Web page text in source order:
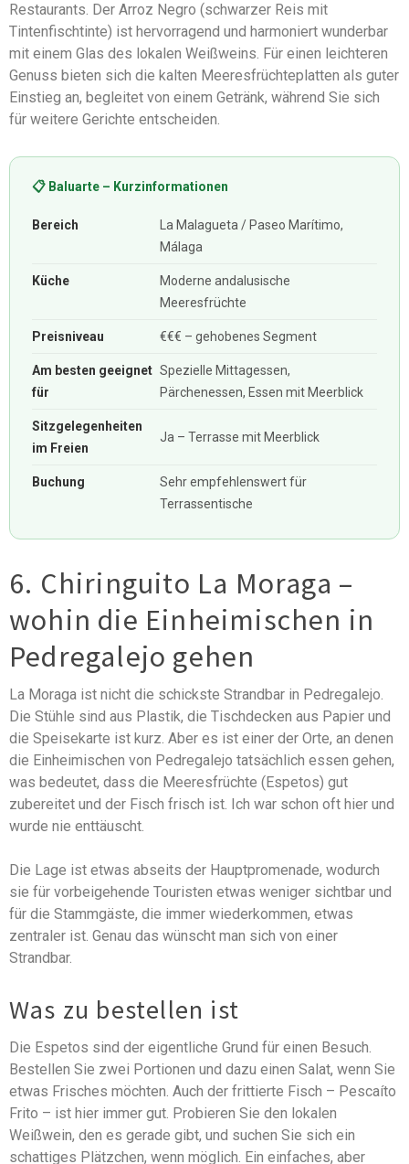
Restaurants. Der Arroz Negro (schwarzer Reis mit
Tintenfischtinte) ist hervorragend und harmoniert wunderbar
mit einem Glas des lokalen Weißweins. Für einen leichteren
Genuss bieten sich die kalten Meeresfrüchteplatten als guter
Einstieg an, begleitet von einem Getränk, während Sie sich
für weitere Gerichte entscheiden.
📋 Baluarte – Kurzinformationen
Bereich
La Malagueta / Paseo Marítimo,
Málaga
Küche
Moderne andalusische
Meeresfrüchte
Preisniveau €€€ – gehobenes Segment
Am besten geeignet
für
Spezielle Mittagessen,
Pärchenessen, Essen mit Meerblick
Sitzgelegenheiten
im Freien
Ja – Terrasse mit Meerblick
Buchung
Sehr empfehlenswert für
Terrassentische
6. Chiringuito La Moraga –
wohin die Einheimischen in
Pedregalejo gehen
La Moraga ist nicht die schickste Strandbar in Pedregalejo.
Die Stühle sind aus Plastik, die Tischdecken aus Papier und
die Speisekarte ist kurz. Aber es ist einer der Orte, an denen
die Einheimischen von Pedregalejo tatsächlich essen gehen,
was bedeutet, dass die Meeresfrüchte (Espetos) gut
zubereitet und der Fisch frisch ist. Ich war schon oft hier und
wurde nie enttäuscht.
Die Lage ist etwas abseits der Hauptpromenade, wodurch
sie für vorbeigehende Touristen etwas weniger sichtbar und
für die Stammgäste, die immer wiederkommen, etwas
zentraler ist. Genau das wünscht man sich von einer
Strandbar.
Was zu bestellen ist
Die Espetos sind der eigentliche Grund für einen Besuch.
Bestellen Sie zwei Portionen und dazu einen Salat, wenn Sie
etwas Frisches möchten. Auch der frittierte Fisch – Pescaíto
Frito – ist hier immer gut. Probieren Sie den lokalen
Weißwein, den es gerade gibt, und suchen Sie sich ein
schattiges Plätzchen, wenn möglich. Ein einfaches, aber